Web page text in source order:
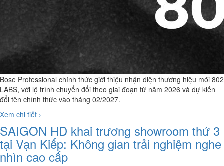
Bose Professional chính thức giới thiệu nhận diện thương hiệu mới 802
LABS, với lộ trình chuyển đổi theo giai đoạn từ năm 2026 và dự kiến
đổi tên chính thức vào tháng 02/2027.
Xem chi tiết ›
SAIGON HD khai trương showroom thứ 3
tại Vạn Kiếp: Không gian trải nghiệm nghe
nhìn cao cấp